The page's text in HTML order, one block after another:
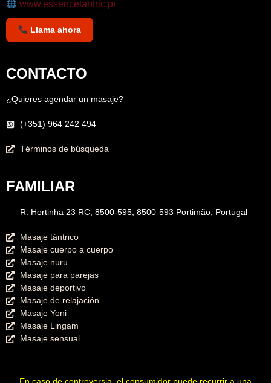
www.essencetantric.pt
Llama ahora
CONTACTO
¿Quieres agendar un masaje?
(+351) 964 242 494
Términos de búsqueda
FAMILIAR
R. Hortinha 23 RC, 8500-595, 8500-593 Portimão, Portugal
Masaje tántrico
Masaje cuerpo a cuerpo
Masaje nuru
Masaje para parejas
Masaje deportivo
Masaje de relajación
Masaje Yoni
Masaje Lingam
Masaje sensual